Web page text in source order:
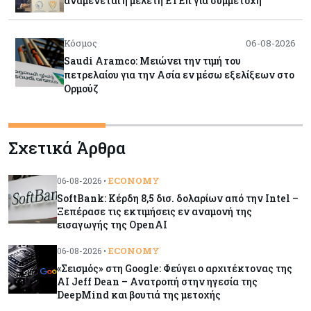
Κόσμος 06-08-2026
Saudi Aramco: Μειώνει την τιμή του
πετρελαίου για την Ασία εν μέσω εξελίξεων στο
Ορμούζ
Κύπρος 06-08-2026
Πιάνει δουλειά ο Κυπριακός Οργανισμός
Ανάπτυξης Επιχειρήσεων – Διορίστηκε το δ.σ.,
Κόσμος 06-08-2026
Warner Bros: "Φρένο" στα έσοδα εξαιτίας των
απουσίας του NBA
Banking
Σχετικά Άρθρα
06-08-2026 • ECONOMY
SoftBank: Κέρδη 8,5 δισ. δολαρίων από την Intel –
Ξεπέρασε τις εκτιμήσεις εν αναμονή της
εισαγωγής της OpenAI
06-08-2026 • ECONOMY
«Σεισμός» στη Google: Φεύγει ο αρχιτέκτονας της
AI Jeff Dean – Ανατροπή στην ηγεσία της
DeepMind και βουτιά της μετοχής